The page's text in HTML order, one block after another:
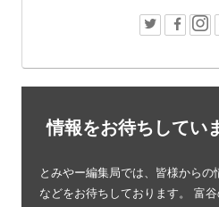
情報をお待ちしてい
とみやー編集局では、皆様から
などをお待ちしております。 富